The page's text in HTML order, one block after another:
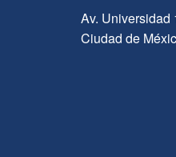
Av. Universidad
Ciudad de